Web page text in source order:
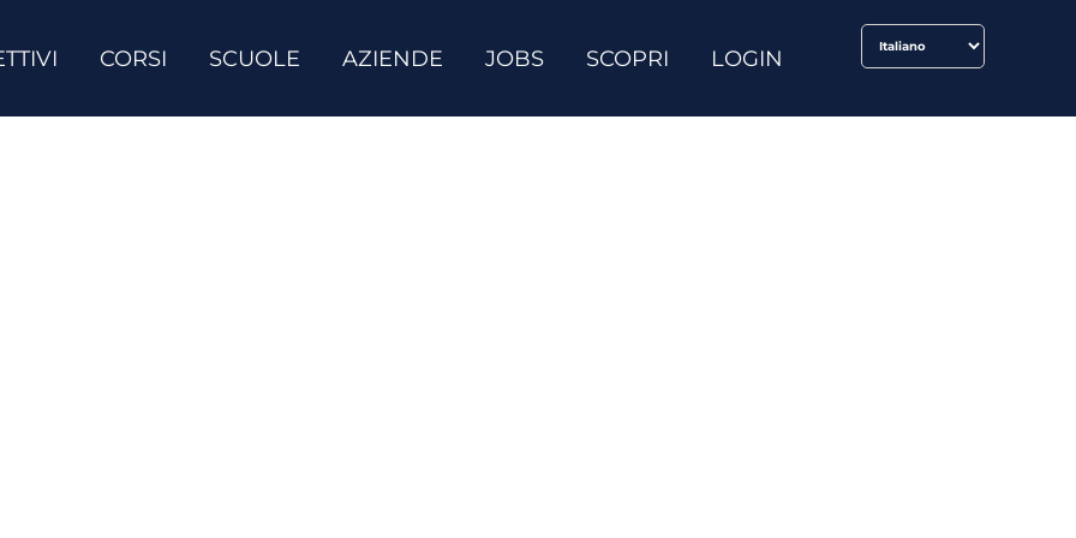
CORSI SCUOLE AZIENDE JOBS SCOPRI LOGIN